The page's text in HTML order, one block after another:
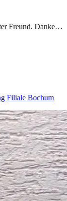
Freund. Danke…
Filiale Bochum